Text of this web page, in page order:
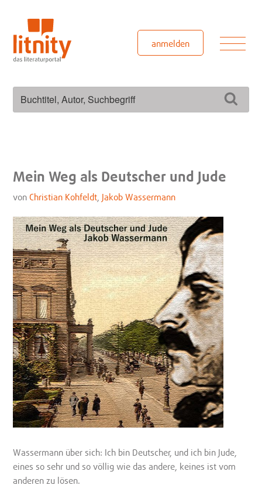
springen
anmelden
Mein Weg als Deutscher und Jude
vonChristian Kohfeldt Jakob Wassermann
Wassermann über sich: Ich bin Deutscher, und ich bin Jude,
eines so sehr und so völlig wie das andere, keines ist vom
anderen zu lösen.